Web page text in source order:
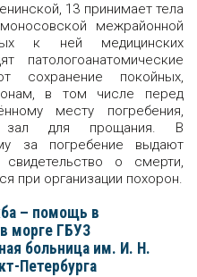
13 принимает тела
межрайонной
к ней медицинских
патологоанатомические
сохранение покойных,
в том числе перед
месту погребения,
зал для прощания. В
за погребение выдают
о смерти,
при организации похорон.
– помощь в
морге ГБУЗ
больница им. И. Н.
Петербурга